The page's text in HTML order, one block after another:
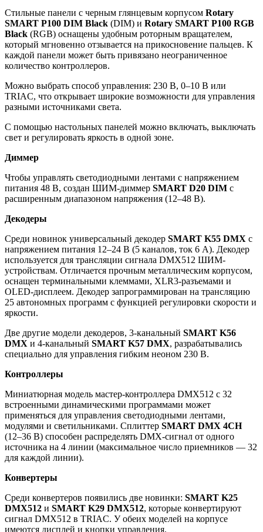
Стильные панели с черным глянцевым корпусом Rotary
SMART P100 DIM Black (DIM) и Rotary SMART P100 RGB
Black (RGB) оснащены удобным роторным вращателем,
который мгновенно отзывается на прикосновение пальцев. К
каждой панели может быть привязано неограниченное
количество контроллеров.
Можно выбрать способ управления: 230 В, 0–10 В или
TRIAC, что открывает широкие возможности для управления
разными источниками света.
С помощью настольных панелей можно включать, выключать
свет и регулировать яркость в одной зоне.
Диммер
Чтобы управлять светодиодными лентами с напряжением
питания 48 В, создан ШИМ-диммер SMART D20 DIM с
расширенным диапазоном напряжения (12–48 В).
Декодеры
Среди новинок универсальный декодер SMART K55 DMX с
напряжением питания 12–24 В (5 каналов, ток 6 А). Декодер
используется для трансляции сигнала DMX512 ШИМ-
устройствам. Отличается прочным металлическим корпусом,
оснащен терминальными клеммами, XLR3-разъемами и
OLED-дисплеем. Декодер запрограммирован на трансляцию
25 автономных программ с функцией регулировки скорости и
яркости.
Две другие модели декодеров, 3-канальный SMART K56
DMX и 4-канальный SMART K57 DMX, разрабатывались
специально для управления гибким неоном 230 В.
Контроллеры
Миниатюрная модель мастер-контроллера DMX512 с 32
встроенными динамическими программами может
применяться для управления светодиодными лентами,
модулями и светильниками. Сплиттер SMART DMX 4CH
(12–36 В) способен распределять DMX-сигнал от одного
источника на 4 линии (максимальное число приемников — 32
для каждой линии).
Конвертеры
Среди конвертеров появились две новинки: SMART K25
DMX512 и SMART K29 DMX512, которые конвертируют
сигнал DMX512 в TRIAC. У обеих моделей на корпусе
имеются дисплей и кнопки управления.